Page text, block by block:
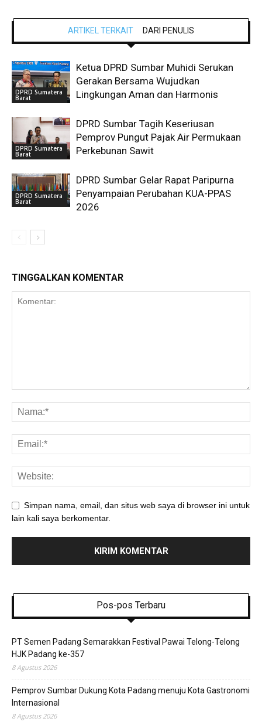
ARTIKEL TERKAIT DARI PENULIS
DPRD Sumatera
Barat
Ketua DPRD Sumbar Muhidi Serukan
Gerakan Bersama Wujudkan
Lingkungan Aman dan Harmonis
DPRD Sumatera
Barat
DPRD Sumbar Tagih Keseriusan
Pemprov Pungut Pajak Air Permukaan
Perkebunan Sawit
DPRD Sumatera
Barat
DPRD Sumbar Gelar Rapat Paripurna
Penyampaian Perubahan KUA-PPAS
2026
TINGGALKAN KOMENTAR
Simpan nama, email, dan situs web saya di browser ini untuk
lain kali saya berkomentar.
Pos-pos Terbaru
PT Semen Padang Semarakkan Festival Pawai Telong-Telong
HJK Padang ke-357
8 Agustus 2026
Pemprov Sumbar Dukung Kota Padang menuju Kota Gastronomi
Internasional
8 Agustus 2026